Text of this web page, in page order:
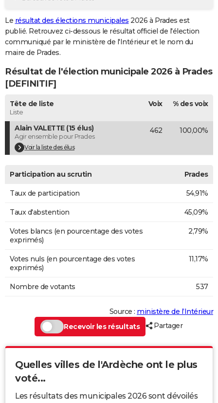
GUIDES D'ACHAT
BONS PLANS
CARTE DE VOEUX
Carte de Noël
Carte Bonne année
Carte Saint-Valentin
Carte Pâques
Carte d'anniversaire
DICTIONNAIRE
Dictionnaire
Biographies
Citations
Expressions
Proverbes
PROGRAMME TV
COPAINS D'AVANT
S'inscrire
Se connecter
Lycées
Collèges
Primaires
Universités
Entreprises
Service militaire
Avis de recherche
AVIS DE DÉCÈS
FORUM
Le résultat des élections municipales 2026 à Prades est
publié. Retrouvez ci-dessous le résultat officiel de l'élection
communiqué par le ministère de l'Intérieur et le nom du
maire de Prades.
Résultat de l'élection municipale 2026 à Prades
[DEFINITIF]
Tête de liste
Liste
Voix % des voix
Alain VALETTE (15 élus)
Agir ensemble pour Prades
Voir la liste des élus
462 100,00%
Participation au scrutin Prades
Taux de participation 54,91%
Taux d'abstention 45,09%
Votes blancs (en pourcentage des votes
exprimés)
2,79%
Votes nuls (en pourcentage des votes
exprimés)
11,17%
Nombre de votants 537
Source : ministère de l’Intérieur
Recevoir les résultats
Partager
Quelles villes de l'Ardèche ont le plus
voté...
Les résultats des municipales 2026 sont dévoilés